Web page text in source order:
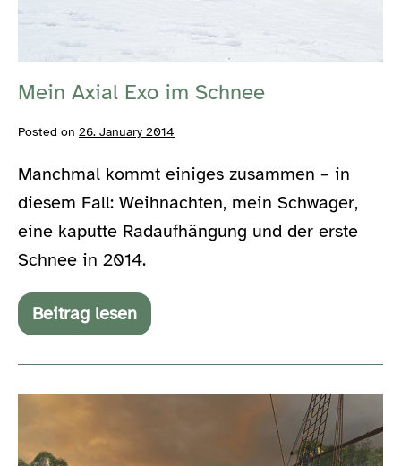
im
Schnee
Mein Axial Exo im Schnee
Posted on 26. January 2014
Manchmal kommt einiges zusammen – in
diesem Fall: Weihnachten, mein Schwager,
eine kaputte Radaufhängung und der erste
Schnee in 2014.
Beitrag lesen
Mein
Axial
Schnee